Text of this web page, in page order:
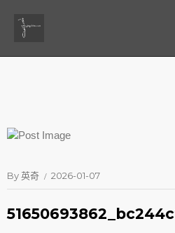
By英奇 2026-01-07